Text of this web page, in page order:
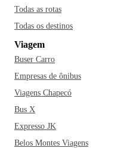
Todas as rotas
Todas os destinos
Viagem
Buser Carro
Empresas de ônibus
Viagens Chapecó
Bus X
Expresso JK
Belos Montes Viagens